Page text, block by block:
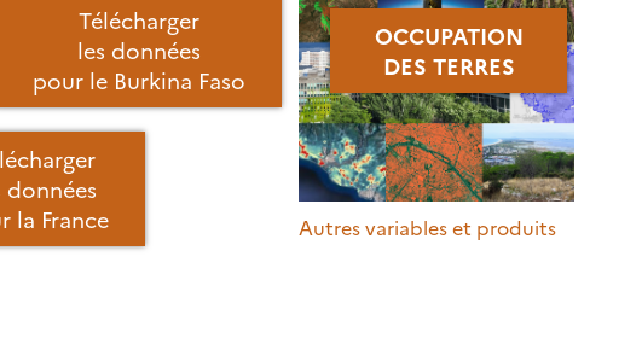
Télécharger
les données
pour le Burkina Faso
données
la France
OCCUPATION
DES TERRES
Autres variables et produits